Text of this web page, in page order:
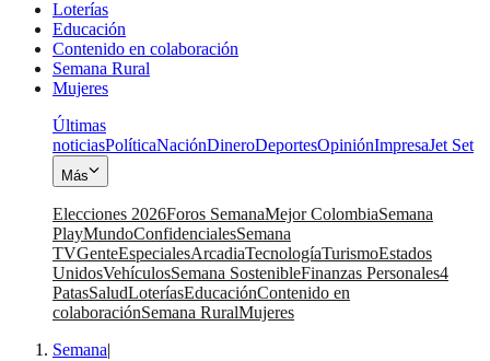
Loterías
Educación
Contenido en colaboración
Semana Rural
Mujeres
Últimas
noticiasPolíticaNaciónDineroDeportesOpiniónImpresaJet Set
Más
Elecciones 2026Foros SemanaMejor ColombiaSemana
PlayMundoConfidencialesSemana
TVGenteEspecialesArcadiaTecnologíaTurismoEstados
UnidosVehículosSemana SostenibleFinanzas Personales4
PatasSaludLoteríasEducaciónContenido en
colaboraciónSemana RuralMujeres
Semana|